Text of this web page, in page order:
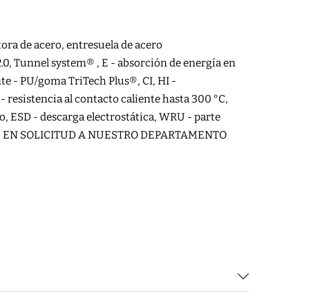
de acero, entresuela de acero
Tunnel system® , E - absorción de energía en
- PU/goma TriTech Plus®, CI, HI -
resistencia al contacto caliente hasta 300 °C,
ESD - descarga electrostática, WRU - parte
SOLICITUD A NUESTRO DEPARTAMENTO